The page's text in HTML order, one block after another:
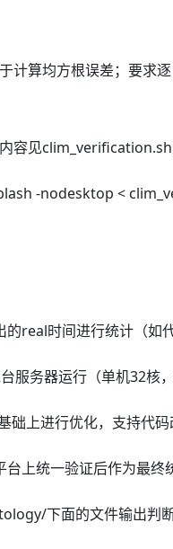
计算均方根误差；要求
容见clim_verification.sh
-nodesktop <
real时间进行统计（如
服务器运行（单机32核
础上进行优化，支持代
上统一验证后作为最终
下面的文件输出判